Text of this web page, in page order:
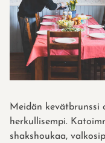
Meidän
herkullisempi.
shakshoukaa,